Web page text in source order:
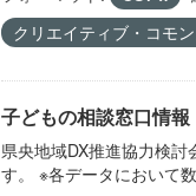
クリエイティブ・コモ
子どもの相談窓口情報
県央地域DX推進協力検
す。 ※各データにおいて